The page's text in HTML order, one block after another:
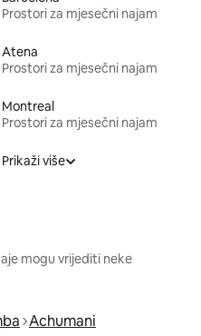
Prostori za mjesečni najam
Atena
Prostori za mjesečni najam
Montreal
Prostori za mjesečni najam
Prikaži više
mogu vrijediti neke
Achumani